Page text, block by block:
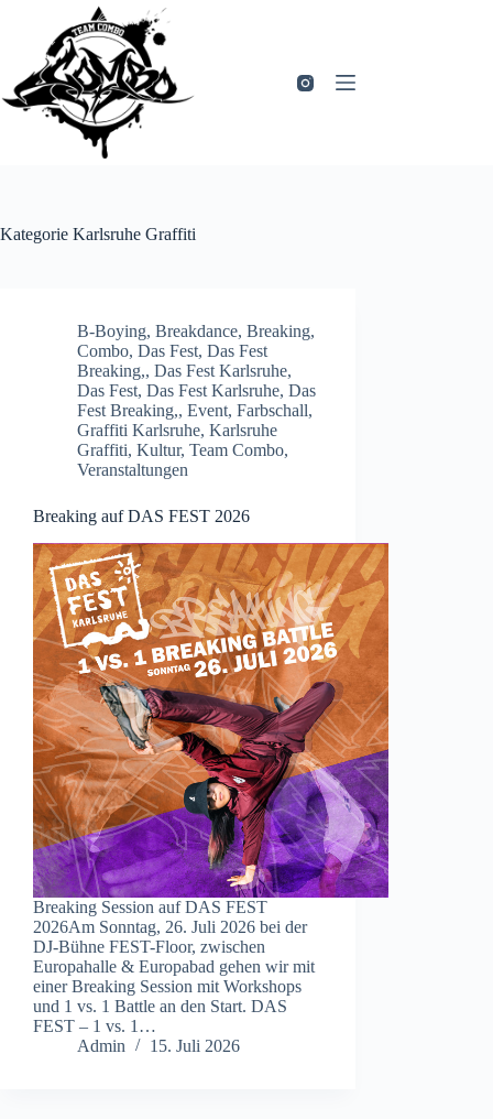
springen
Kategorie Karlsruhe Graffiti
B-Boying, Breakdance, Breaking,
Combo, Das Fest, Das Fest
Breaking,, Das Fest Karlsruhe,
Das Fest, Das Fest Karlsruhe, Das
Fest Breaking,, Event, Farbschall,
Graffiti Karlsruhe, Karlsruhe
Graffiti, Kultur, Team Combo,
Veranstaltungen
Breaking auf DAS FEST 2026
Breaking Session auf DAS FEST
2026Am Sonntag, 26. Juli 2026 bei der
DJ-Bühne FEST-Floor, zwischen
Europahalle & Europabad gehen wir mit
einer Breaking Session mit Workshops
und 1 vs. 1 Battle an den Start. DAS
FEST – 1 vs. 1…
Admin
15. Juli 2026